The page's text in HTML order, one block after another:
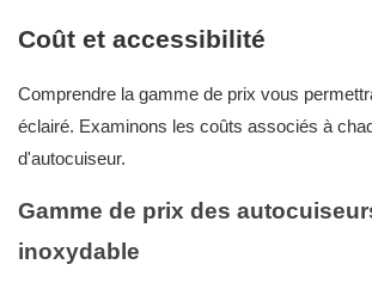
Coût et accessibilité
Comprendre la gamme de prix vous
éclairé. Examinons les coûts associés à
d'autocuiseur.
Gamme de prix des
inoxydable